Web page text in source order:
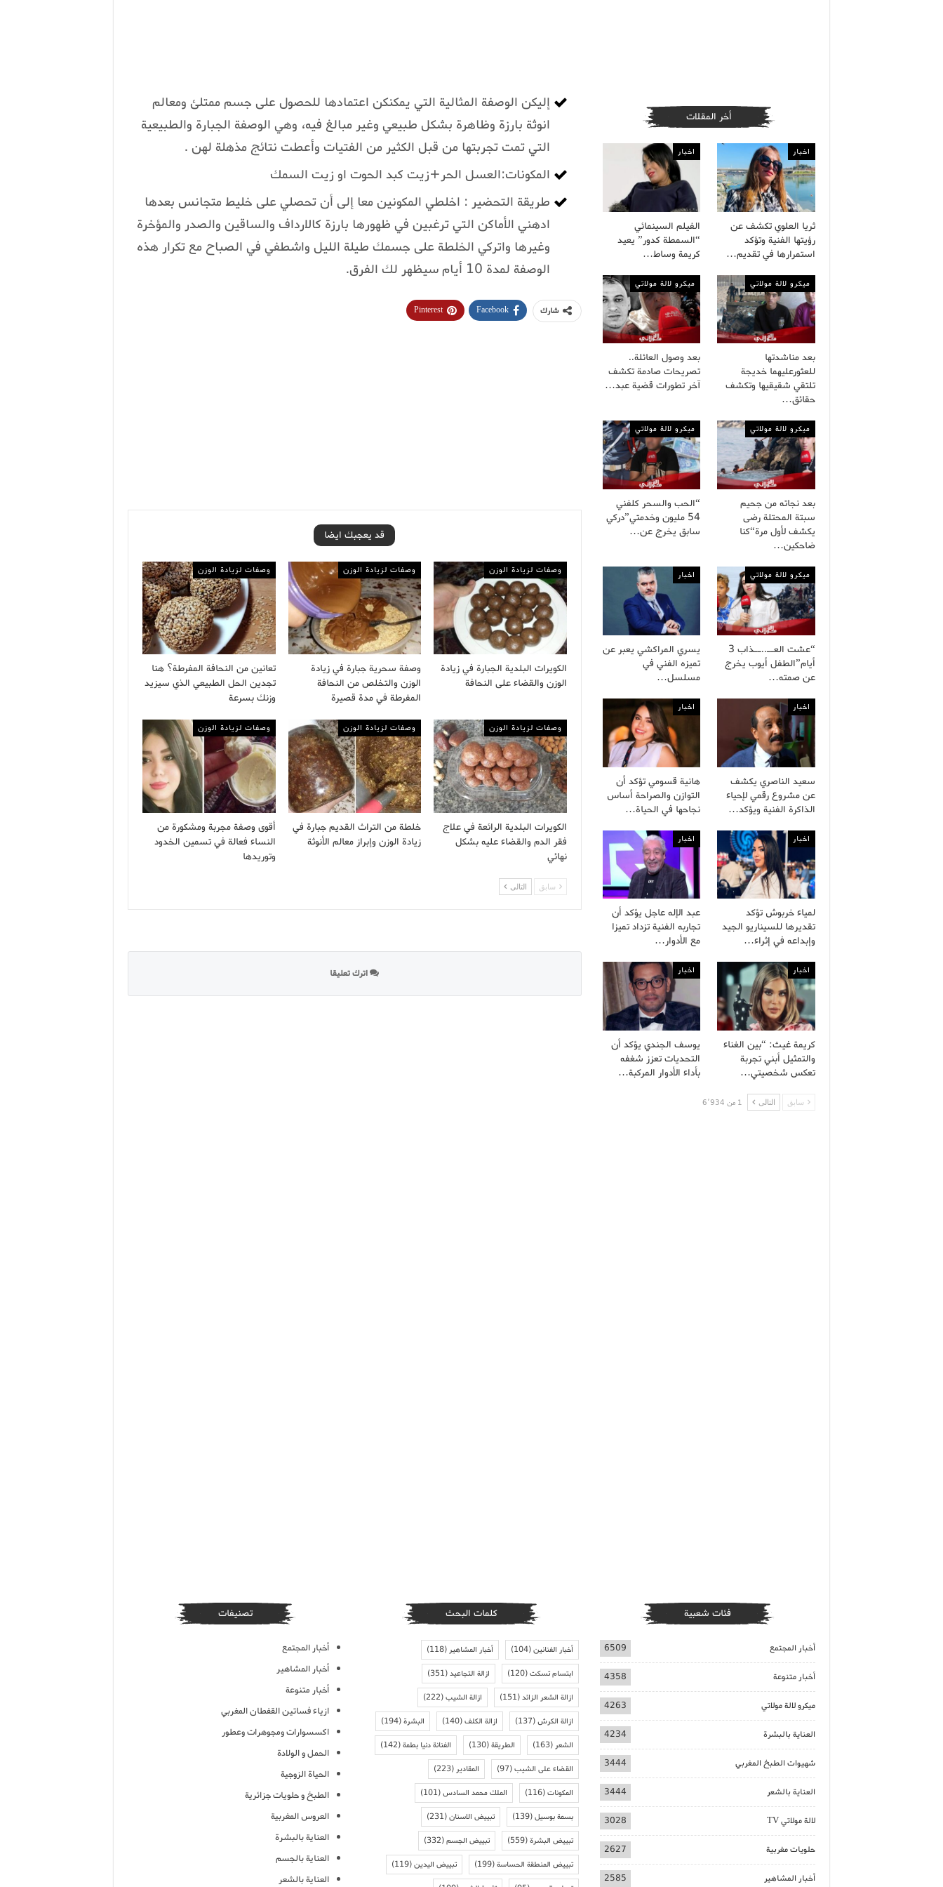
إليكن الوصفة المثالية التي يمكنكن اعتمادها للحصول على جسم ممتلئ ومعالم
انوثة بارزة وظاهرة بشكل طبيعي وغير مبالغ فيه، وهي الوصفة الجبارة والطبيعية
التي تمت تجربتها من قبل الكثير من الفتيات وأعطت نتائج مذهلة لهن .
المكونات:العسل الحر+زيت كبد الحوت او زيت السمك
طريقة التحضير : اخلطي المكونين معا إلى أن تحصلي على خليط متجانس بعدها
ادهني الأماكن التي ترغبين في ظهورها بارزة كالارداف والساقين والصدر والمؤخرة
وغيرها واتركي الخلطة على جسمك طيلة الليل واشطفي في الصباح مع تكرار هذه
الوصفة لمدة 10 أيام سيظهر لك الفرق.
شارك Facebook
Pinterest
قد يعجبك ايضا
وصفات لزيادة الوزن
الكويرات البلدية الجبارة في زيادة
الوزن والقضاء على النحافة
وصفات لزيادة الوزن
وصفة سحرية جبارة في زيادة
الوزن والتخلص من النحافة
المفرطة في مدة قصيرة
وصفات لزيادة الوزن
تعانين من النحافة المفرطة؟ هنا
تجدين الحل الطبيعي الذي سيزيد
وزنك بسرعة
وصفات لزيادة الوزن
الكويرات البلدية الرائعة في علاج
فقر الدم والقضاء عليه بشكل
نهائي
وصفات لزيادة الوزن
خلطة من التراث القديم جبارة في
زيادة الوزن وإبراز معالم الأنوثة
وصفات لزيادة الوزن
أقوى وصفة مجربة ومشكورة من
النساء فعالة في تسمين الخدود
وتوريدها
سابق التالى
اترك تعليقا
أخر المقلات
اخبار
ثريا العلوي تكشف عن
رؤيتها الفنية وتؤكد
استمرارها في تقديم…
اخبار
الفيلم السينمائي
“السمطة كدور” يعيد
كريمة وساط…
ميكرو لالة مولاتي
بعد مناشدتها
للعثورعليهما خديجة
تلتقي شقيقيها وتكشف
حقائق…
ميكرو لالة مولاتي
بعد وصول العائلة..
تصريحات صادمة تكشف
آخر تطورات قضية عبد…
ميكرو لالة مولاتي
بعد نجاته من جحيم
سبتة المحتلة رضى
يكشف لأول مرة“كنا
ضاحكين…
ميكرو لالة مولاتي
“الحب والسحر كلفني
54 مليون وخدمتي”دركي
سابق يخرج عن…
ميكرو لالة مولاتي
“عشت العــ..ــذاب 3
أيام”الطفل أيوب يخرج
عن صمته…
اخبار
يسري المراكشي يعبر عن
تميزه الفني في
مسلسل…
اخبار
سعيد الناصري يكشف
عن مشروع رقمي لإحياء
الذاكرة الفنية ويؤكد…
اخبار
هانية قسومي تؤكد أن
التوازن والصراحة أساس
نجاحها في الحياة…
اخبار
لمياء خربوش تؤكد
تقديرها للسيناريو الجيد
وإبداعه في إثراء…
اخبار
عبد الإله عاجل يؤكد أن
تجاربه الفنية تزداد تميزا
مع الأدوار…
اخبار
كريمة غيث: “بين الغناء
والتمثيل أبني تجربة
تعكس شخصيتي…
اخبار
يوسف الجندي يؤكد أن
التحديات تعزز شغفه
بأداء الأدوار المركبة…
سابق التالى 1 من 6٬934
فئات شعبية
أخبار المجتمع 6509
أخبار متنوعة 4358
ميكرو لالة مولاتي 4263
العناية بالبشرة 4234
شهيوات الطبخ المغربي 3444
العناية بالشعر 3444
لالة مولاتي TV 3028
حلويات مغربية 2627
أخبار المشاهير 2585
كلمات البحث
أخبار الفنانين(104) أخبار المشاهير(118)
ابتسام تسكت(120) ازالة التجاعيد(351)
ازالة الشعر الزائد(151) ازالة الشيب(222)
ازالة الكرش(137) ازالة الكلف(140) البشرة(194)
الشعر(163) الطريقة(130) الفنانة دنيا بطمة(142)
القضاء على الشيب(97) المقادير(223)
المكونات(116) الملك محمد السادس(101)
بسمة بوسيل(139) تبييض الاسنان(231)
تبييض البشرة(559) تبييض الجسم(332)
تبييض المنطقة الحساسة(199) تبييض اليدين(119)
تصنيفات
أخبار المجتمع
أخبار المشاهير
أخبار متنوعة
ازياء فساتين القفطان المغربي
اكسسوارات ومجوهرات وعطور
الحمل و الولادة
الحياة الزوجية
الطبخ و حلويات جزائرية
العروس المغربية
العناية بالبشرة
العناية بالجسم
العناية بالشعر